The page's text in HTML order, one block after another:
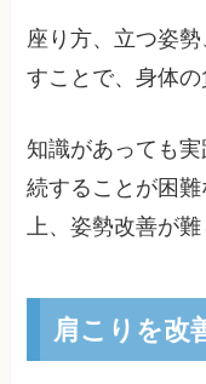
座り方、立つ姿
すことで、身体の
知識があっても
続することが困
上、姿勢改善が難
肩こりを改